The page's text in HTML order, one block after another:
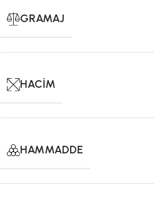
GRAMAJ
HACIM
HAMMADDE